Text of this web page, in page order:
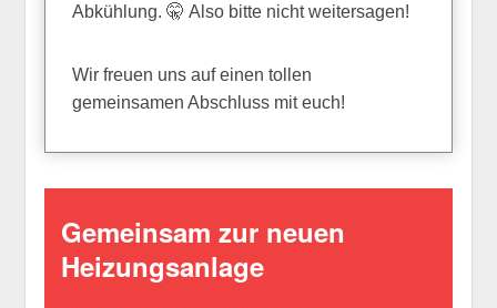
Abkühlung. 🤫 Also bitte nicht weitersagen!
Wir freuen uns auf einen tollen
gemeinsamen Abschluss mit euch!
Gemeinsam zur neuen
Heizungsanlage